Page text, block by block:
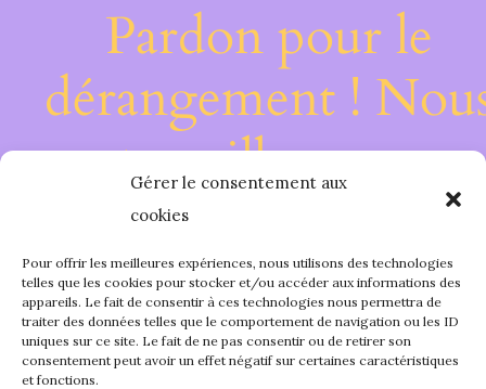
Gérer le consentement aux
cookies
Pour offrir les meilleures expériences, nous utilisons des technologies
telles que les cookies pour stocker et/ou accéder aux informations des
appareils. Le fait de consentir à ces technologies nous permettra de
traiter des données telles que le comportement de navigation ou les ID
uniques sur ce site. Le fait de ne pas consentir ou de retirer son
consentement peut avoir un effet négatif sur certaines caractéristiques
et fonctions.
Pardon pour le
dérangement !
travaillons sur
quelque chose de
fantastique –
bientôt !